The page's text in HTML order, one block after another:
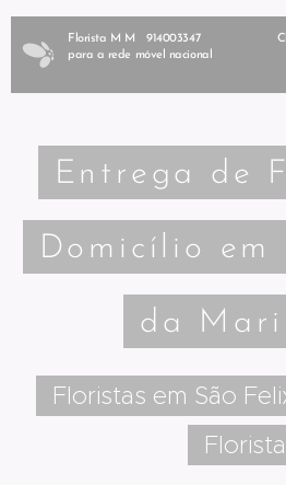
Florista M M 914003347
para a rede móvel nacional
Entrega de
Domicílio em
da
Floristas em São
Florista